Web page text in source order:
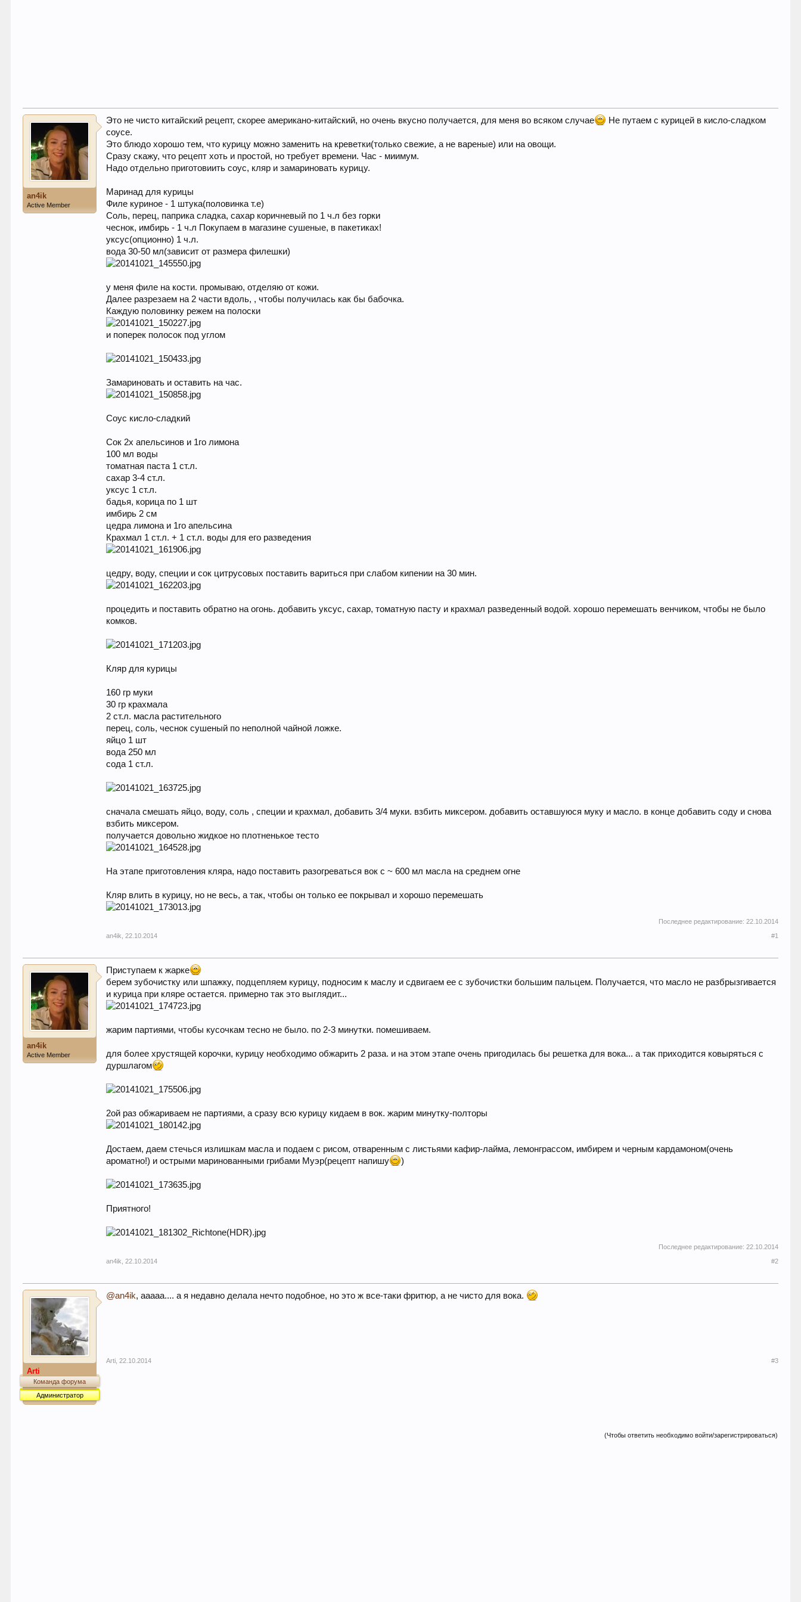
an4ik
Active Member
Это не чисто китайский рецепт, скорее американо-китайский, но очень вкусно получается, для меня во всяком случае
Не путаем с курицей в кисло-сладком
соусе.
Это блюдо хорошо тем, что курицу можно заменить на креветки(только свежие, а не вареные) или на овощи.
Сразу скажу, что рецепт хоть и простой, но требует времени. Час - миимум.
Надо отдельно приготовиить соус, кляр и замариновать курицу.
Маринад для курицы
Филе куриное - 1 штука(половинка т.е)
Соль, перец, паприка сладка, сахар коричневый по 1 ч.л без горки
чеснок, имбирь - 1 ч.л Покупаем в магазине сушеные, в пакетиках!
уксус(опционно) 1 ч.л.
вода 30-50 мл(зависит от размера филешки)
у меня филе на кости. промываю, отделяю от кожи.
Далее разрезаем на 2 части вдоль, , чтобы получилась как бы бабочка.
Каждую половинку режем на полоски
и поперек полосок под углом
Замариновать и оставить на час.
Соус кисло-сладкий
Сок 2х апельсинов и 1го лимона
100 мл воды
томатная паста 1 ст.л.
сахар 3-4 ст.л.
уксус 1 ст.л.
бадья, корица по 1 шт
имбирь 2 см
цедра лимона и 1го апельсина
Крахмал 1 ст.л. + 1 ст.л. воды для его разведения
цедру, воду, специи и сок цитрусовых поставить вариться при слабом кипении на 30 мин.
процедить и поставить обратно на огонь. добавить уксус, сахар, томатную пасту и крахмал разведенный водой. хорошо перемешать венчиком, чтобы не было
комков.
Кляр для курицы
160 гр муки
30 гр крахмала
2 ст.л. масла растительного
перец, соль, чеснок сушеный по неполной чайной ложке.
яйцо 1 шт
вода 250 мл
сода 1 ст.л.
сначала смешать яйцо, воду, соль , специи и крахмал, добавить 3/4 муки. взбить миксером. добавить оставшуюся муку и масло. в конце добавить соду и снова
взбить миксером.
получается довольно жидкое но плотненькое тесто
На этапе приготовления кляра, надо поставить разогреваться вок с ~ 600 мл масла на среднем огне
Кляр влить в курицу, но не весь, а так, чтобы он только ее покрывал и хорошо перемешать
Последнее редактирование: 22.10.2014
an4ik
22.10.2014 #1
an4ik
Active Member
Приступаем к жарке
берем зубочистку или шпажку, подцепляем курицу, подносим к маслу и сдвигаем ее с зубочистки большим пальцем. Получается, что масло не разбрызгивается
и курица при кляре остается. примерно так это выглядит...
жарим партиями, чтобы кусочкам тесно не было. по 2-3 минутки. помешиваем.
для более хрустящей корочки, курицу необходимо обжарить 2 раза. и на этом этапе очень пригодилась бы решетка для вока... а так приходится ковыряться с
дуршлагом
2ой раз обжариваем не партиями, а сразу всю курицу кидаем в вок. жарим минутку-полторы
Достаем, даем стечься излишкам масла и подаем с рисом, отваренным с листьями кафир-лайма, лемонграссом, имбирем и черным кардамоном(очень
ароматно!) и острыми маринованными грибами Муэр(рецепт напишу
)
Приятного!
Последнее редактирование: 22.10.2014
an4ik
22.10.2014 #2
Arti
Команда форума
Администратор
@an4ik, ааааа.... а я недавно делала нечто подобное, но это ж все-таки фритюр, а не чисто для вока.
Arti 22.10.2014 #3
(Чтобы ответить необходимо войти/зарегистрироваться)